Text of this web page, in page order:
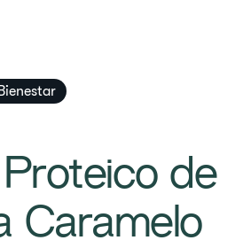
de
Caramelo